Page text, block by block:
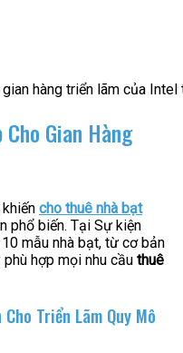
hàng triển lãm của
Gian Hàng
cho thuê nhà bạt
phổ biến. Tại Sự kiện
mẫu nhà bạt, từ cơ bản
hợp mọi nhu cầu thuê
Triển Lãm Quy Mô